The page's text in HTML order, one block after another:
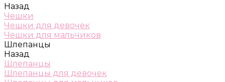
Назад
Чешки
Чешки для девочек
Чешки для мальчиков
Шлепанцы
Назад
Шлепанцы
Шлепанцы для девочек